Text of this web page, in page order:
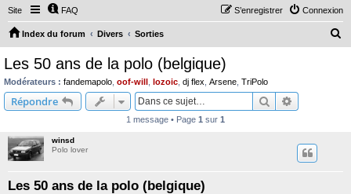
Site FAQ Connexion
S’enregistrer
Index du forum Divers Sorties
Les 50 ans de la polo (belgique)
Modérateurs : fandemapolo oof-will lozoic dj flex Arsene TriPolo
Répondre Rechercher
1 message • Page 1 sur 1
winsd
Polo lover
Les 50 ans de la polo (belgique)